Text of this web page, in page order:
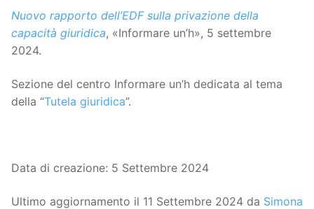
Nuovo rapporto dell’EDF sulla privazione della
capacità giuridica, «Informare un’h», 5 settembre
2024.
Sezione del centro Informare un’h dedicata al tema
della “Tutela giuridica”.
Data di creazione: 5 Settembre 2024
Ultimo aggiornamento il 11 Settembre 2024 da Simona